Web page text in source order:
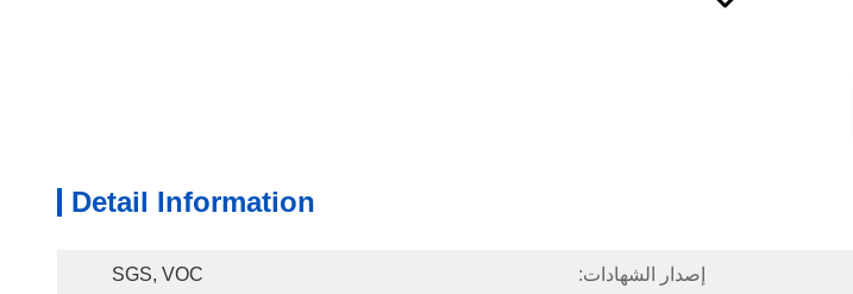
Detail Information
إصدار الشهادات: SGS, VOC